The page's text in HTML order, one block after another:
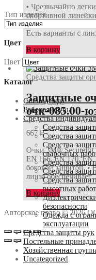
• Чрезвычайно
спортивной
повторяющие форму
Есть варианты с
В корзину
Средства защиты
Защитные
очк-085.00-
667 ₽
Очки 3М® SecureFit
EN 166, EN 170, EN
боковой защитой. •
линза
В корзину
Авторское право ©
Тип изделия
Цвет
Цвет
Каталог
Спецодежда
Рабочая обувь
Средства
Средства
Средства
Средства
сварочных
Средства
Средства
Средства
высотных работ
безопасности
Одежда с
эксплуатации
Средства защиты рук
Постельные
Хозяйственная
Uncategorized